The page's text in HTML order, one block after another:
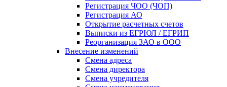
Регистрация ЧОО (ЧОП)
Регистрация АО
Открытие расчетных счетов
Выписки из ЕГРЮЛ / ЕГРИП
Реорганизация ЗАО в ООО
Внесение изменений
Смена адреса
Смена директора
Cмена учредителя